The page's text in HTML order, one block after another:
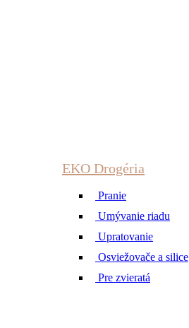
EKO Drogéria
Pranie
Umývanie riadu
Upratovanie
Osviežovače a silice
Pre zvieratá